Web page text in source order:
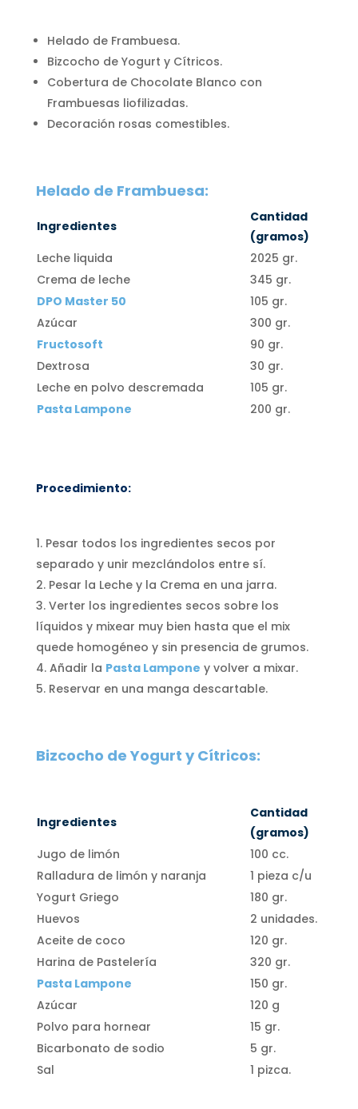
Helado de Frambuesa.
Bizcocho de Yogurt y Cítricos.
Cobertura de Chocolate Blanco con
Frambuesas liofilizadas.
Decoración rosas comestibles.
Helado de Frambuesa:
Ingredientes
Cantidad
(gramos)
Leche liquida
2025 gr.
Crema de leche
345 gr.
DPO Master 50
105 gr.
Azúcar
300 gr.
Fructosoft
90 gr.
Dextrosa
30 gr.
Leche en polvo descremada
105 gr.
Pasta Lampone
200 gr.
Procedimiento:
Pesar todos los ingredientes secos por
separado y unir mezclándolos entre sí.
Pesar la Leche y la Crema en una jarra.
Verter los ingredientes secos sobre los
líquidos y mixear muy bien hasta que el mix
quede homogéneo y sin presencia de grumos.
Añadir la Pasta Lampone y volver a mixar.
Reservar en una manga descartable.
Bizcocho de Yogurt y Cítricos:
Ingredientes
Cantidad
(gramos)
Jugo de limón
100 cc.
Ralladura de limón y naranja
1 pieza c/u
Yogurt Griego
180 gr.
Huevos
2 unidades.
Aceite de coco
120 gr.
Harina de Pastelería
320 gr.
Pasta Lampone
150 gr.
Azúcar
120 g
Polvo para hornear
15 gr.
Bicarbonato de sodio
5 gr.
Sal
1 pizca.